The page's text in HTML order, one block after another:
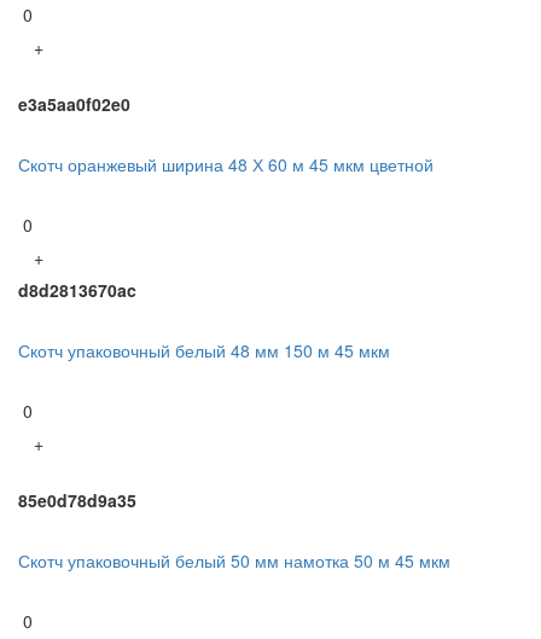
0
+
e3a5aa0f02e0
Скотч оранжевый ширина 48 Х 60 м 45 мкм цветной
0
+
d8d2813670ac
Скотч упаковочный белый 48 мм 150 м 45 мкм
0
+
85e0d78d9a35
Скотч упаковочный белый 50 мм намотка 50 м 45 мкм
0